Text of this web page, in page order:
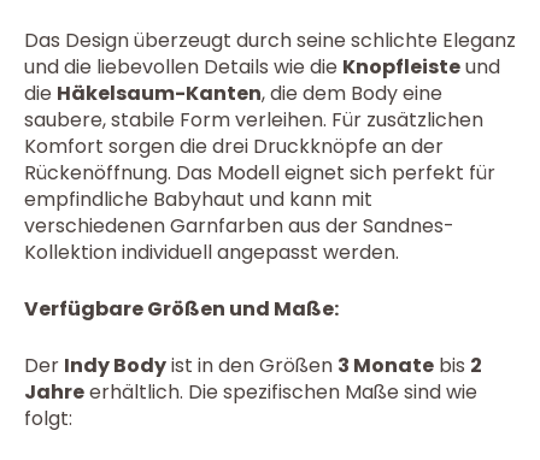
Das Design überzeugt durch seine schlichte Eleganz
und die liebevollen Details wie die Knopfleisteund
die Häkelsaum-Kanten, die dem Body eine
saubere, stabile Form verleihen. Für zusätzlichen
Komfort sorgen die drei Druckknöpfe an der
Rückenöffnung. Das Modell eignet sich perfekt für
empfindliche Babyhaut und kann mit
verschiedenen Garnfarben aus der Sandnes-
Kollektion individuell angepasst werden.
Verfügbare Größen und Maße:
Der Indy Bodyist in den Größen 3 Monate bis 2
Jahreerhältlich. Die spezifischen Maße sind wie
folgt: